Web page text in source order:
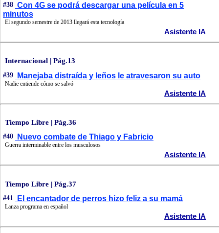
#38 Con 4G se podrá descargar una película en 5
minutos
El segundo semestre de 2013 llegará esta tecnología
Asistente IA
Internacional | Pág.13
#39 Manejaba distraída y leños le atravesaron su auto
Nadie entiende cómo se salvó
Asistente IA
Tiempo Libre | Pág.36
#40 Nuevo combate de Thiago y Fabricio
Guerra interminable entre los musculosos
Asistente IA
Tiempo Libre | Pág.37
#41 El encantador de perros hizo feliz a su mamá
Lanza programa en español
Asistente IA